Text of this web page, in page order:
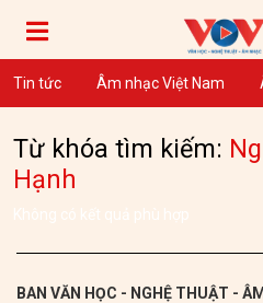
Tin tức Âm nhạc Việt Nam
Từ khóa tìm kiếm:
Hạnh
Không có kết quả phù hợp
BAN VĂN HỌC - NGHỆ THUẬT -